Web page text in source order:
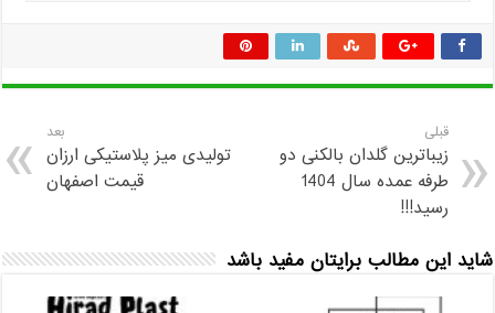
قبلی
زیباترین گلدان بالکنی دو
طرفه عمده سال 1404
رسید!!!
بعد
تولیدی میز پلاستیکی ارزان
قیمت اصفهان
شاید این مطالب برایتان مفید باشد